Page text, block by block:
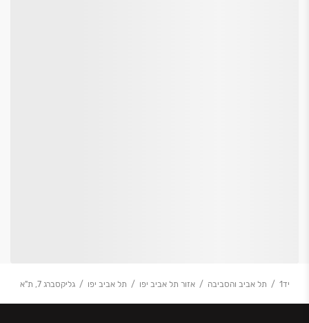
יד1 תל אביב והסביבה אזור תל אביב יפו תל אביב יפו גליקסברג 7, ת"א